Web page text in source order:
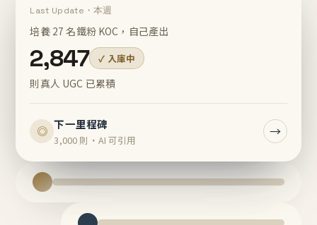
Last Update・本週
培養 27 名鐵粉 KOC，自己產出
2,847 ✓ 入庫中
則真人 UGC 已累積
◎ 下一里程碑
3,000 則・AI 可引用
→